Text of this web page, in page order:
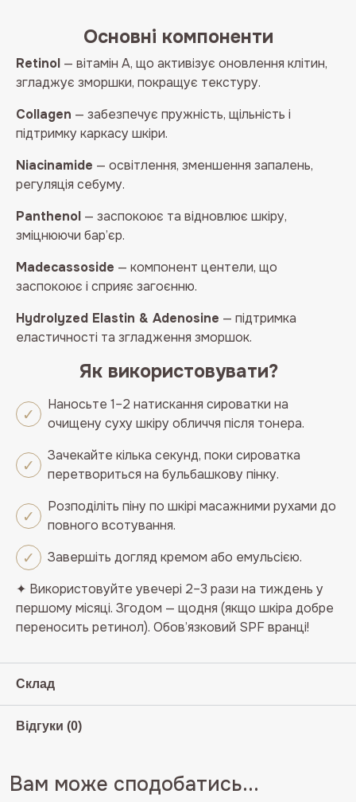
Основні компоненти
Retinol — вітамін А, що активізує оновлення клітин,
згладжує зморшки, покращує текстуру.
Collagen — забезпечує пружність, щільність і
підтримку каркасу шкіри.
Niacinamide — освітлення, зменшення запалень,
регуляція себуму.
Panthenol — заспокоює та відновлює шкіру,
зміцнюючи бар’єр.
Madecassoside — компонент центели, що
заспокоює і сприяє загоєнню.
Hydrolyzed Elastin & Adenosine — підтримка
еластичності та згладження зморшок.
Як використовувати?
Наносьте 1–2 натискання сироватки на
очищену суху шкіру обличчя після тонера.
Зачекайте кілька секунд, поки сироватка
перетвориться на бульбашкову пінку.
Розподіліть піну по шкірі масажними рухами до
повного всотування.
Завершіть догляд кремом або емульсією.
✦ Використовуйте увечері 2–3 рази на тиждень у
першому місяці. Згодом — щодня (якщо шкіра добре
переносить ретинол). Обов’язковий SPF вранці!
Склад
Відгуки (0)
Вам може сподобатись...